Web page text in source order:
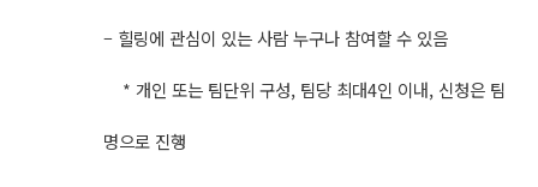
– 힐링에 관심이 있는 사람 누구나 참여할 수 있음
* 개인 또는 팀단위 구성, 팀당 최대4인 이내, 신청은 팀
명으로 진행